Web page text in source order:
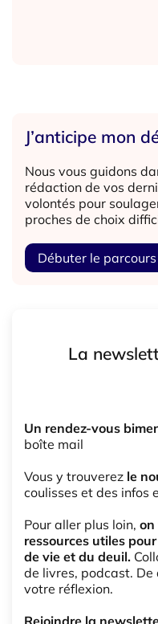
J’anticipe mon
Nous vous guidons
rédaction de vos
volontés pour
proches de choix
Débuter le parcours
La
Un rendez-vous
boîte mail
Vous y trouverez le
coulisses et des infos
Pour aller plus loin, on
ressources utiles
de vie et du deuil.
de livres, podcast.
votre réflexion.
Rejoindre la